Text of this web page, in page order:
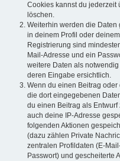
Cookies kannst du jederzeit
löschen.
Weiterhin werden die
in deinem Profil oder
Registrierung sind
Mail-Adresse und ein
weitere Daten als
deren Eingabe ersichtlich.
Wenn du einen Beitrag
die dort eingegebenen
du einen Beitrag als
auch deine IP-Adresse
folgenden Aktionen
(dazu zählen Private
zentralen Profildaten (E-
Passwort) und gescheiterte